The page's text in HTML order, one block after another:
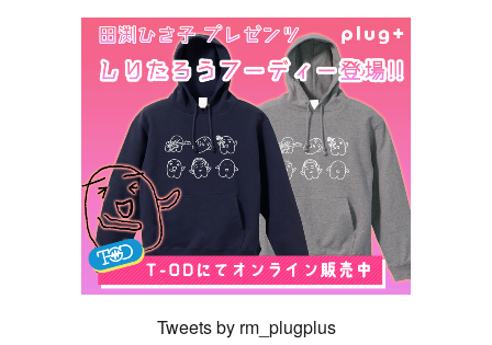
Tweets by rm_plugplus